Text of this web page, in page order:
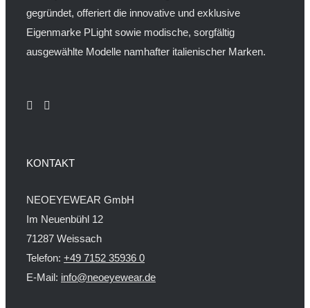
gegründet, offeriert die innovative und exklusive
Eigenmarke PLight sowie modische, sorgfältig
ausgewählte Modelle namhafter italienischer Marken.
KONTAKT
NEOEYEWEAR GmbH
Im Neuenbühl 12
71287 Weissach
Telefon: +49 7152 35936 0
E-Mail: info@neoeyewear.de